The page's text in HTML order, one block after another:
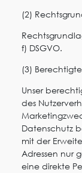
(2)
f) DSGVO.
(3)
Unser
des
Datenschutz
mit der
Adressen nur
eine direkte